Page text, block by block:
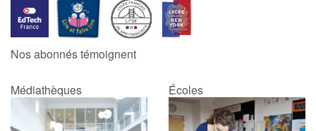
Nos abonnés témoignent
Médiathèques Écoles